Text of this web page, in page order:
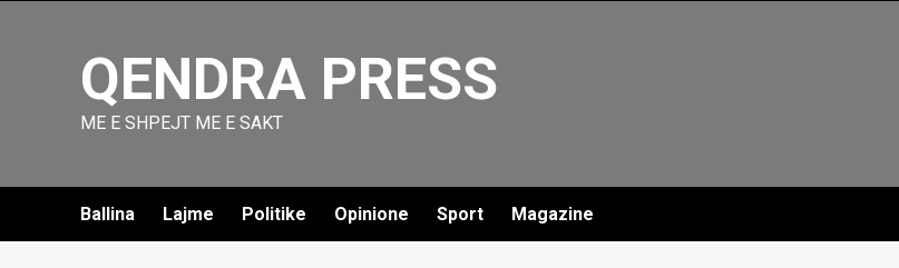
QENDRA PRESS
ME E SHPEJT ME E SAKT
Ballina Lajme Politike Opinione Sport Magazine